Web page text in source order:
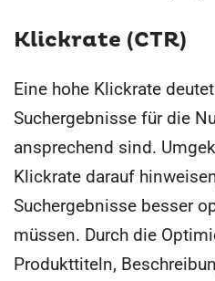
Klickrate (CTR)
Eine hohe Klickrate
Suchergebnisse für die
ansprechend sind.
Klickrate darauf
Suchergebnisse besser
müssen. Durch die
Produkttiteln,